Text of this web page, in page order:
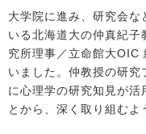
大学院に進み、研究会
いる北海道大の仲真紀
究所理事／立命館大OIC
いました。仲教授の研
に心理学の研究知見が活
とから、深く取り組むよ